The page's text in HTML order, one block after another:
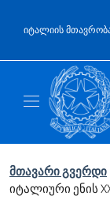
იტალიის
Header,
მთავარი გვერდი
იტალიური ენის